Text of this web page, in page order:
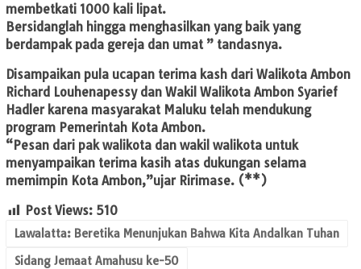
membetkati 1000 kali lipat.
Bersidanglah hingga menghasilkan yang baik yang
berdampak pada gereja dan umat ” tandasnya.
Disampaikan pula ucapan terima kash dari Walikota Ambon
Richard Louhenapessy dan Wakil Walikota Ambon Syarief
Hadler karena masyarakat Maluku telah mendukung
program Pemerintah Kota Ambon.
“Pesan dari pak walikota dan wakil walikota untuk
menyampaikan terima kasih atas dukungan selama
memimpin Kota Ambon,”ujar Ririmase. (**)
Post Views: 510
Lawalatta: Beretika Menunjukan Bahwa Kita Andalkan Tuhan
Sidang Jemaat Amahusu ke-50